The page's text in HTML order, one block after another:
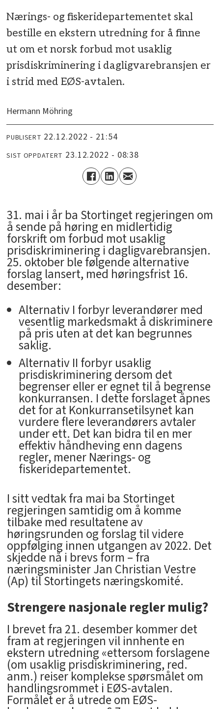
Nærings- og fiskeridepartementet skal
bestille en ekstern utredning for å finne
ut om et norsk forbud mot usaklig
prisdiskriminering i dagligvarebransjen er
i strid med EØS-avtalen.
Hermann Möhring
PUBLISERT 22.12.2022 - 21:54
SIST OPPDATERT 23.12.2022 - 08:38
­31. mai i år ba Stortinget regjeringen om
å sende på høring en midlertidig
forskrift om forbud mot usaklig
prisdiskriminering i dagligvarebransjen.
25. oktober ble følgende alternative
forslag lansert, med høringsfrist 16.
desember:
Alternativ I forbyr leverandører med
vesentlig markedsmakt å diskriminere
på pris uten at det kan begrunnes
saklig.
Alternativ II forbyr usaklig
prisdiskriminering dersom det
begrenser eller er egnet til å begrense
konkurransen. I dette forslaget åpnes
det for at Konkurransetilsynet kan
vurdere flere leverandørers avtaler
under ett. Det kan bidra til en mer
effektiv håndheving enn dagens
regler, mener Nærings- og
fiskeridepartementet.
I sitt vedtak fra mai ba Stortinget
regjeringen samtidig om å komme
tilbake med resultatene av
høringsrunden og forslag til videre
oppfølging innen utgangen av 2022. Det
skjedde nå i brevs form – fra
næringsminister Jan Christian Vestre
(Ap) til Stortingets næringskomité.
Strengere nasjonale regler mulig?
I brevet fra 21. desember kommer det
fram at regjeringen vil innhente en
ekstern utredning «ettersom forslagene
(om usaklig prisdiskriminering, red.
anm.) reiser komplekse spørsmålet om
handlingsrommet i EØS-avtalen.
Formålet er å utrede om EØS-